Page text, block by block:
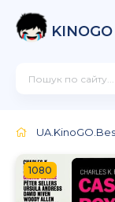
KINOGO
1080